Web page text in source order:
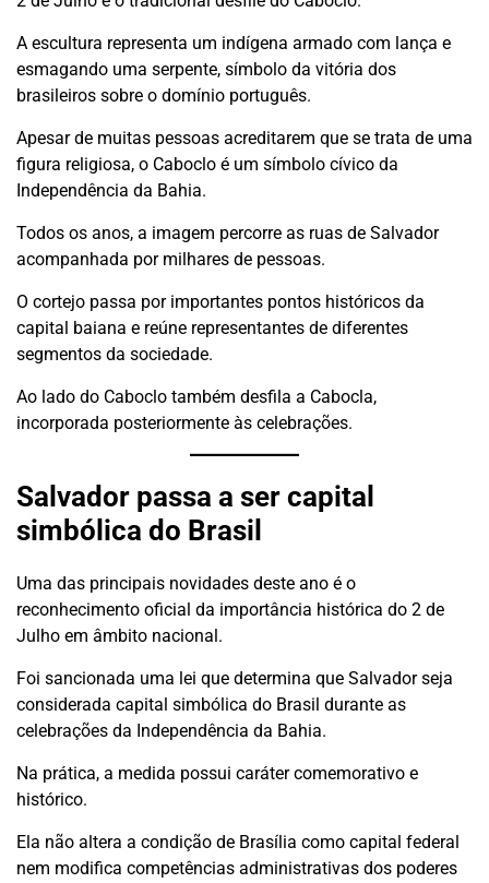
A escultura representa um indígena armado com lança e
esmagando uma serpente, símbolo da vitória dos
brasileiros sobre o domínio português.
Apesar de muitas pessoas acreditarem que se trata de uma
figura religiosa, o Caboclo é um símbolo cívico da
Independência da Bahia.
Todos os anos, a imagem percorre as ruas de Salvador
acompanhada por milhares de pessoas.
O cortejo passa por importantes pontos históricos da
capital baiana e reúne representantes de diferentes
segmentos da sociedade.
Ao lado do Caboclo também desfila a Cabocla,
incorporada posteriormente às celebrações.
Salvador passa a ser capital
simbólica do Brasil
Uma das principais novidades deste ano é o
reconhecimento oficial da importância histórica do 2 de
Julho em âmbito nacional.
Foi sancionada uma lei que determina que Salvador seja
considerada capital simbólica do Brasil durante as
celebrações da Independência da Bahia.
Na prática, a medida possui caráter comemorativo e
histórico.
Ela não altera a condição de Brasília como capital federal
nem modifica competências administrativas dos poderes